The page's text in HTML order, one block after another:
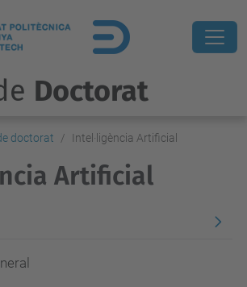
Doctorat
doctorat Intel·ligència Artificial
Artificial